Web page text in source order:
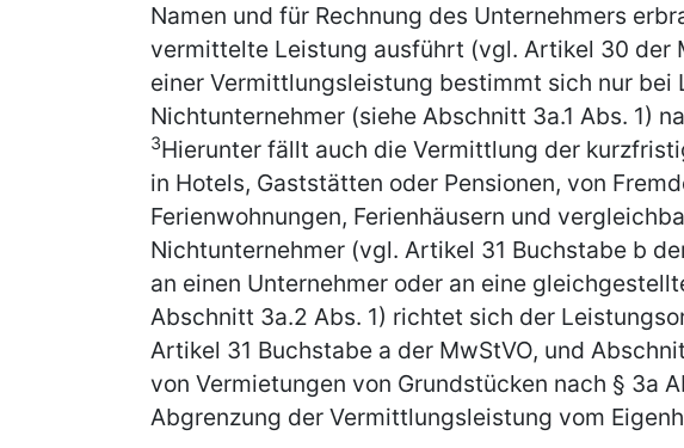
Namen und für Rechnung des Unternehmers
vermittelte Leistung ausführt (vgl. Artikel 30 der
einer Vermittlungsleistung bestimmt sich nur bei
Nichtunternehmer (siehe Abschnitt 3a.1 Abs. 1)
3Hierunter fällt auch die Vermittlung der
in Hotels, Gaststätten oder Pensionen, von
Ferienwohnungen, Ferienhäusern und
Nichtunternehmer (vgl. Artikel 31 Buchstabe b
an einen Unternehmer oder an eine
Abschnitt 3a.2 Abs. 1) richtet sich der
Artikel 31 Buchstabe a der MwStVO, und
von Vermietungen von Grundstücken nach § 3a
Abgrenzung der Vermittlungsleistung vom